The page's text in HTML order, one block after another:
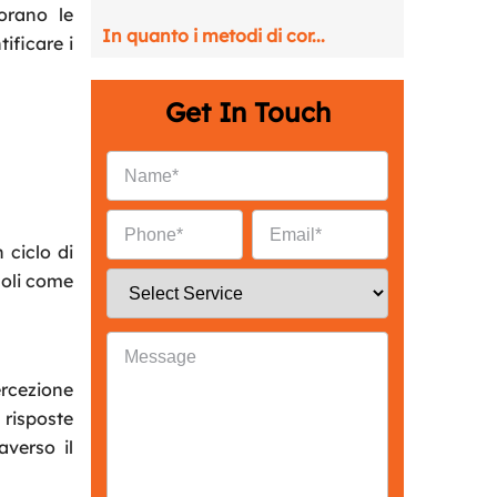
le
i
ciclo di
come
il
In quanto i metodi di cor...
Get In Touch